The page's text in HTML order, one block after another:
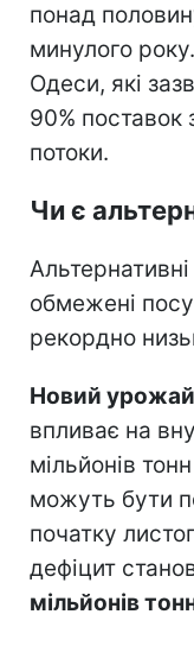
понад
минулого
Одеси, які
90% поставок
потоки.
Чи є
обмежені
рекордно
Новий
впливає на
мільйонів
можуть бути
початку
дефіцит
мільйонів